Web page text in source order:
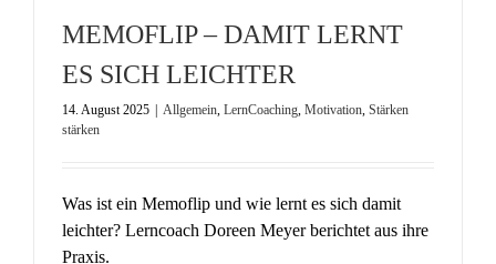
MEMOFLIP – DAMIT LERNT
ES SICH LEICHTER
14. August 2025 Allgemein, LernCoaching, Motivation, Stärken
stärken
Was ist ein Memoflip und wie lernt es sich damit
leichter? Lerncoach Doreen Meyer berichtet aus ihre
Praxis.